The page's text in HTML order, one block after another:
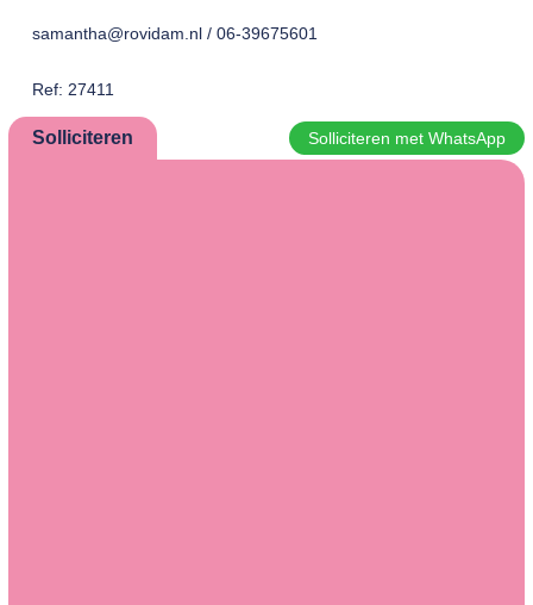
samantha@rovidam.nl / 06-39675601
Ref: 27411
Solliciteren Solliciteren met WhatsApp